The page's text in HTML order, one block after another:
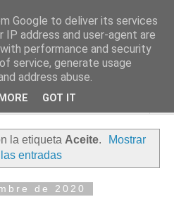
del Río
la etiqueta Aceite.
Mostrar
entradas
de 2020
Google to deliver its services
IP address and user-agent are
performance and security
service, generate usage
address abuse.
GOT IT